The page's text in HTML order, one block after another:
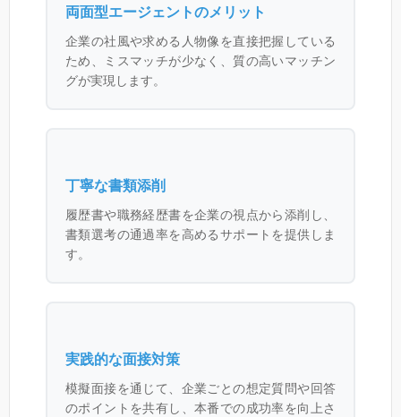
両面型エージェントのメリット
企業の社風や求める人物像を直接把握している
ため、ミスマッチが少なく、質の高いマッチン
グが実現します。
丁寧な書類添削
履歴書や職務経歴書を企業の視点から添削し、
書類選考の通過率を高めるサポートを提供しま
す。
実践的な面接対策
模擬面接を通じて、企業ごとの想定質問や回答
のポイントを共有し、本番での成功率を向上さ